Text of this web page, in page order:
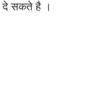
दे सकते है ।